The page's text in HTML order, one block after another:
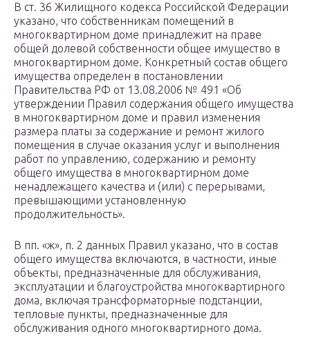
В ст. 36 Жилищного кодекса Российской Федерации
указано, что собственникам помещений в
многоквартирном доме принадлежит на праве
общей долевой собственности общее имущество в
многоквартирном доме. Конкретный состав общего
имущества определен в постановлении
Правительства РФ от 13.08.2006 № 491 «Об
утверждении Правил содержания общего имущества
в многоквартирном доме и правил изменения
размера платы за содержание и ремонт жилого
помещения в случае оказания услуг и выполнения
работ по управлению, содержанию и ремонту
общего имущества в многоквартирном доме
ненадлежащего качества и (или) с перерывами,
превышающими установленную
продолжительность».
В пп. «ж», п. 2 данных Правил указано, что в состав
общего имущества включаются, в частности, иные
объекты, предназначенные для обслуживания,
эксплуатации и благоустройства многоквартирного
дома, включая трансформаторные подстанции,
тепловые пункты, предназначенные для
обслуживания одного многоквартирного дома.